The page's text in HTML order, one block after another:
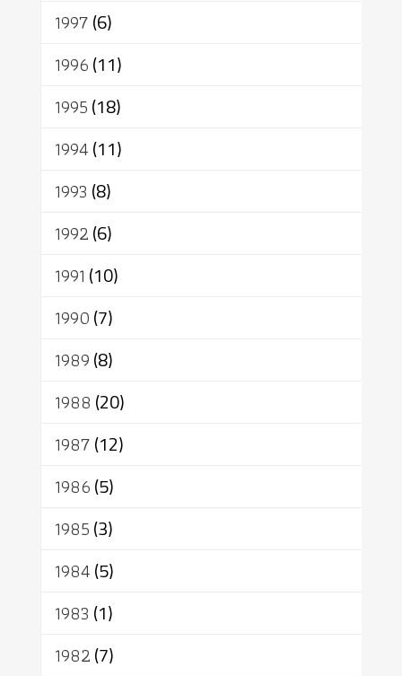
1997(6)
1996(11)
1995(18)
1994(11)
1993 (8)
1992(6)
1991 (10)
1990(7)
1989(8)
1988 (20)
1987(12)
1986(5)
1985(3)
1984(5)
1983 (1)
1982(7)